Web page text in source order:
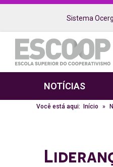
Sistema
NOTÍCIAS
Você está aqui: Início